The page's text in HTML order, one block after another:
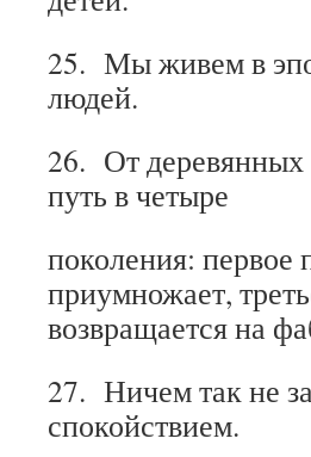
25. Мы живем в
людей.
26. От
путь в четыре
поколения: первое
приумножает,
возвращается на
27. Ничем так не
спокойствием.